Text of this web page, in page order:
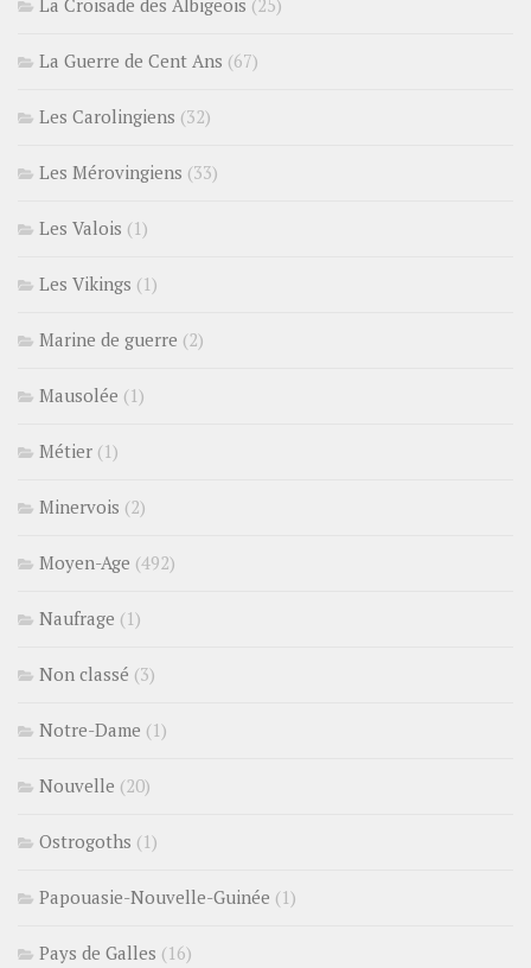
La Croisade des Albigeois (25)
La Guerre de Cent Ans (67)
Les Carolingiens (32)
Les Mérovingiens (33)
Les Valois (1)
Les Vikings (1)
Marine de guerre (2)
Mausolée (1)
Métier (1)
Minervois (2)
Moyen-Age (492)
Naufrage (1)
Non classé (3)
Notre-Dame (1)
Nouvelle (20)
Ostrogoths (1)
Papouasie-Nouvelle-Guinée (1)
Pays de Galles (16)